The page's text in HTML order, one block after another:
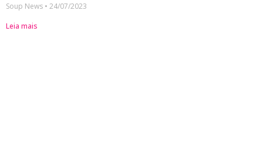
Soup News
24/07/2023
Leia mais